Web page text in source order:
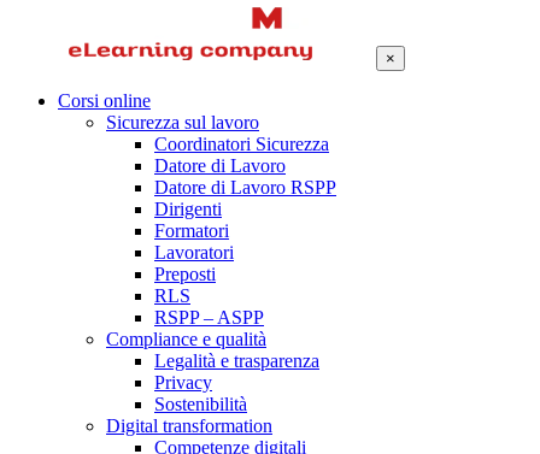
×
Corsi online
Sicurezza sul lavoro
Coordinatori Sicurezza
Datore di Lavoro
Datore di Lavoro RSPP
Dirigenti
Formatori
Lavoratori
Preposti
RLS
RSPP – ASPP
Compliance e qualità
Legalità e trasparenza
Privacy
Sostenibilità
Digital transformation
Competenze digitali